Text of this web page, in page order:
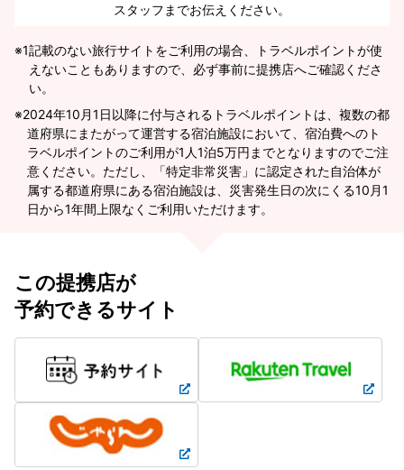
スタッフまでお伝えください。
※1記載のない旅行サイトをご利用の場合、トラベルポイントが使
えないこともありますので、必ず事前に提携店へご確認くださ
い。
2024年10月1日以降に付与されるトラベルポイントは、複数の都
道府県にまたがって運営する宿泊施設において、宿泊費へのト
ラベルポイントのご利用が1人1泊5万円までとなりますのでご注
意ください。ただし、「特定非常災害」に認定された自治体が
属する都道府県にある宿泊施設は、災害発生日の次にくる10月1
日から1年間上限なくご利用いただけます。
この提携店が
予約できるサイト